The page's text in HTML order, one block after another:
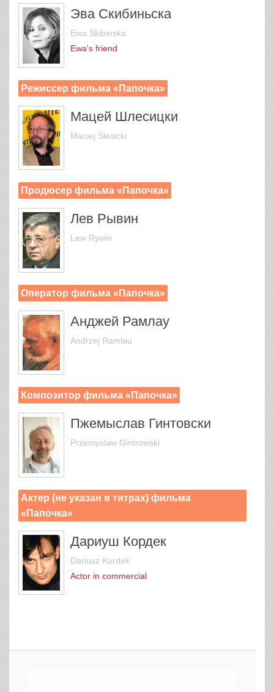
Эва Скибиньска
Ewa Skibinska
Ewa's friend
Режиссер фильма «Папочка»
Мацей Шлесицки
Maciej Slesicki
Продюсер фильма «Папочка»
Лев Рывин
Lew Rywin
Оператор фильма «Папочка»
Анджей Рамлау
Andrzej Ramlau
Композитор фильма «Папочка»
Пжемыслав Гинтовски
Przemyslaw Gintrowski
Актер (не указан в титрах) фильма
«Папочка»
Дариуш Кордек
Dariusz Kordek
Actor in commercial